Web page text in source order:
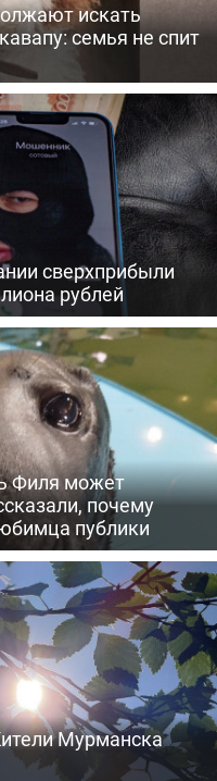
искать
семья не спит
сверхприбыли
рублей
Филя может
почему
публики
Мурманска